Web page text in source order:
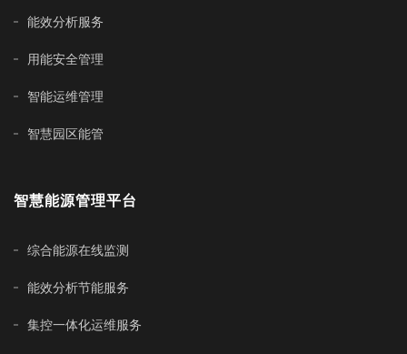
能效分析服务
用能安全管理
智能运维管理
智慧园区能管
智慧能源管理平台
综合能源在线监测
能效分析节能服务
集控一体化运维服务